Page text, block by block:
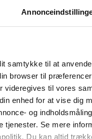
samtykke til at
browser til
videregives til vores
enhed for at vise dig
og
tjenester. Se mere
Du kan altid
på livet igen